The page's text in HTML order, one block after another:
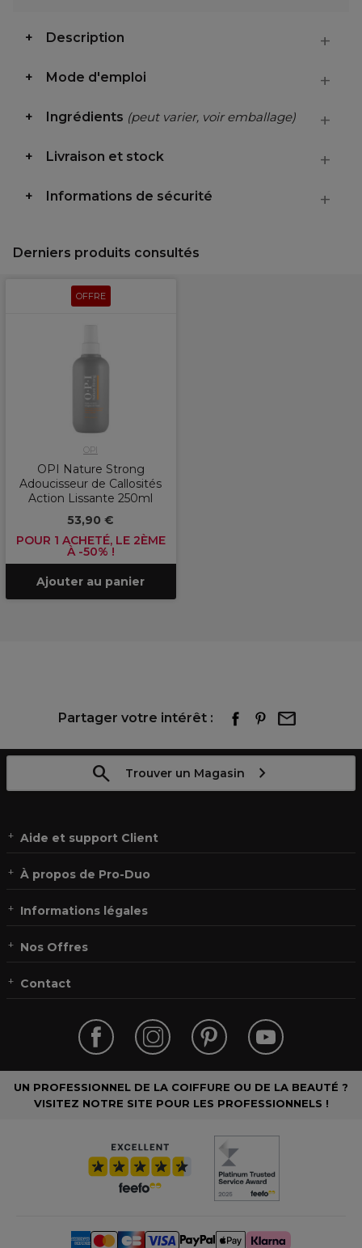
Description
Mode d'emploi
Ingrédients (peut varier, voir emballage)
Livraison et stock
Informations de sécurité
Derniers produits consultés
OFFRE
OPI
OPI Nature Strong
Adoucisseur de Callosités
Action Lissante 250ml
53,90 €
POUR 1 ACHETÉ, LE 2ÈME
À -50% !
Ajouter au panier
Partager votre intérêt :
Trouver un Magasin
Aide et support Client
À propos de Pro-Duo
Informations légales
Nos Offres
Contact
UN PROFESSIONNEL DE LA COIFFURE OU DE LA BEAUTÉ ?
VISITEZ NOTRE SITE POUR LES PROFESSIONNELS !